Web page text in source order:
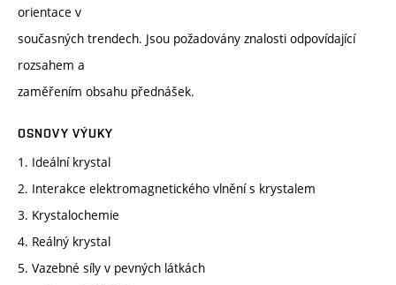
orientace v
současných trendech. Jsou požadovány znalosti odpovídající
rozsahem a
zaměřením obsahu přednášek.
OSNOVY VÝUKY
1. Ideální krystal
2. Interakce elektromagnetického vlnění s krystalem
3. Krystalochemie
4. Reálný krystal
5. Vazebné síly v pevných látkách